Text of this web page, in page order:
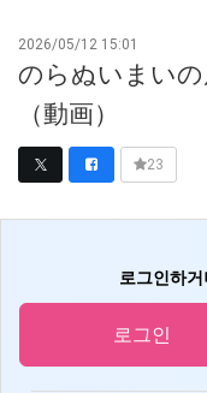
2026/05/12 15:01
のらぬいまい
（動画）
23
로그인하
로그인